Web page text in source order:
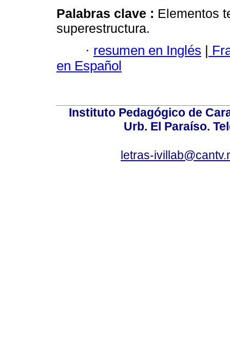
Palabras clave : Elementos
superestructura.
· resumen en Inglés |
en Español
Instituto Pedagógico de
Urb. El Paraíso.
letras-